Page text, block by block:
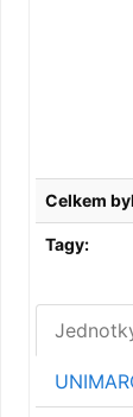
Celkem
Tagy: